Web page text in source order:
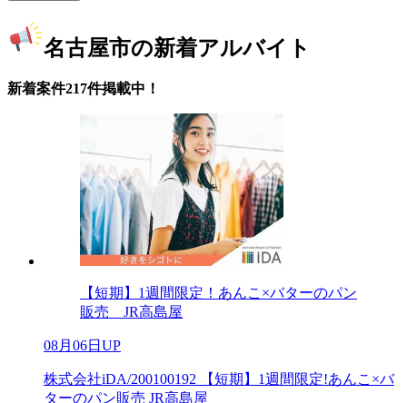
名古屋市の新着アルバイト
新着案件217件掲載中！
【短期】1週間限定！あんこ×バターのパン
販売 JR高島屋
08月06日UP
株式会社iDA/200100192 【短期】1週間限定!あんこ×バ
ターのパン販売 JR高島屋